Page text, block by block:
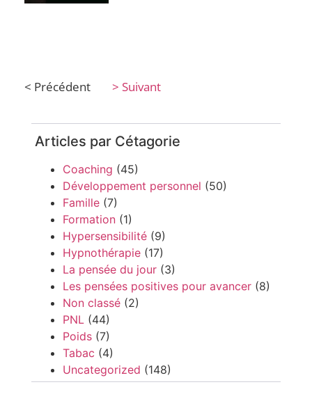
< Précédent > Suivant
Articles par Cétagorie
Coaching (45)
Développement personnel (50)
Famille (7)
Formation (1)
Hypersensibilité (9)
Hypnothérapie (17)
La pensée du jour (3)
Les pensées positives pour avancer (8)
Non classé (2)
PNL (44)
Poids (7)
Tabac (4)
Uncategorized (148)